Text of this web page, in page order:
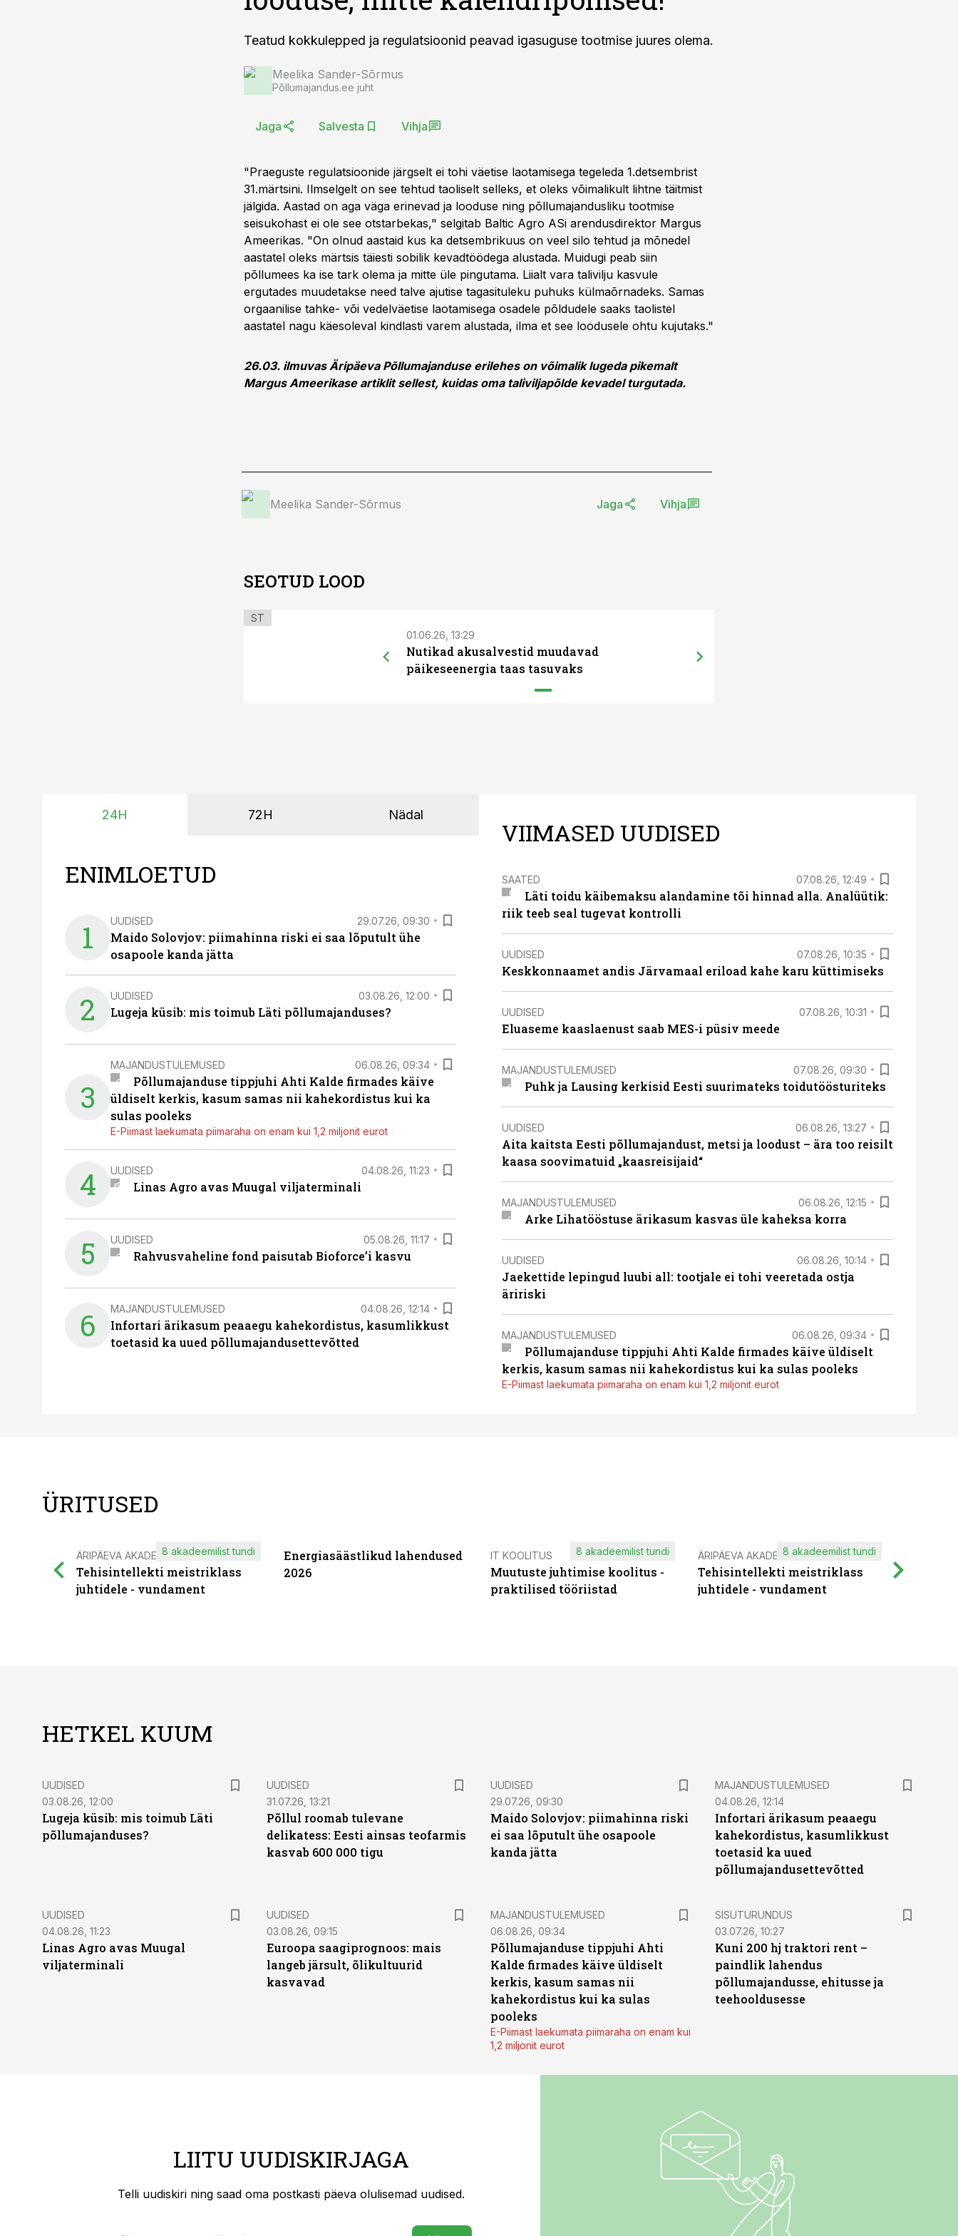
Teatud kokkulepped ja regulatsioonid peavad igasuguse tootmise juures olema.
Meelika Sander-Sõrmus
Põllumajandus.ee juht
Jaga Salvesta Vihja
"Praeguste regulatsioonide järgselt ei tohi väetise laotamisega tegeleda 1.detsembrist
31.märtsini. Ilmselgelt on see tehtud taoliselt selleks, et oleks võimalikult lihtne täitmist
jälgida. Aastad on aga väga erinevad ja looduse ning põllumajandusliku tootmise
seisukohast ei ole see otstarbekas," selgitab Baltic Agro ASi arendusdirektor Margus
Ameerikas. "On olnud aastaid kus ka detsembrikuus on veel silo tehtud ja mõnedel
aastatel oleks märtsis täiesti sobilik kevadtöödega alustada. Muidugi peab siin
põllumees ka ise tark olema ja mitte üle pingutama. Liialt vara talivilju kasvule
ergutades muudetakse need talve ajutise tagasituleku puhuks külmaõrnadeks. Samas
orgaanilise tahke- või vedelväetise laotamisega osadele põldudele saaks taolistel
aastatel nagu käesoleval kindlasti varem alustada, ilma et see loodusele ohtu kujutaks."
26.03. ilmuvas Äripäeva Põllumajanduse erilehes on võimalik lugeda pikemalt
Margus Ameerikase artiklit sellest, kuidas oma taliviljapõlde kevadel turgutada.
Meelika Sander-Sõrmus Jaga Vihja
SEOTUD LOOD
ST
01.06.26, 13:29
Nutikad akusalvestid muudavad
päikeseenergia taas tasuvaks
24H 72H Nädal
ENIMLOETUD
1 UUDISED 29.07.26, 09:30
Maido Solovjov: piimahinna riski ei saa lõputult ühe
osapoole kanda jätta
2 UUDISED 03.08.26, 12:00
Lugeja küsib: mis toimub Läti põllumajanduses?
3
MAJANDUSTULEMUSED 06.08.26, 09:34
Põllumajanduse tippjuhi Ahti Kalde firmades käive
üldiselt kerkis, kasum samas nii kahekordistus kui ka
sulas pooleks
E-Piimast laekumata piimaraha on enam kui 1,2 miljonit eurot
4 UUDISED 04.08.26, 11:23
Linas Agro avas Muugal viljaterminali
5 UUDISED 05.08.26, 11:17
Rahvusvaheline fond paisutab Bioforce’i kasvu
6 MAJANDUSTULEMUSED 04.08.26, 12:14
Infortari ärikasum peaaegu kahekordistus, kasumlikkust
toetasid ka uued põllumajandusettevõtted
VIIMASED UUDISED
SAATED 07.08.26, 12:49
Läti toidu käibemaksu alandamine tõi hinnad alla. Analüütik:
riik teeb seal tugevat kontrolli
UUDISED 07.08.26, 10:35
Keskkonnaamet andis Järvamaal eriload kahe karu küttimiseks
UUDISED 07.08.26, 10:31
Eluaseme kaaslaenust saab MES-i püsiv meede
MAJANDUSTULEMUSED 07.08.26, 09:30
Puhk ja Lausing kerkisid Eesti suurimateks toidutöösturiteks
UUDISED 06.08.26, 13:27
Aita kaitsta Eesti põllumajandust, metsi ja loodust – ära too reisilt
kaasa soovimatuid „kaasreisijaid“
MAJANDUSTULEMUSED 06.08.26, 12:15
Arke Lihatööstuse ärikasum kasvas üle kaheksa korra
UUDISED 06.08.26, 10:14
Jaekettide lepingud luubi all: tootjale ei tohi veeretada ostja
äririski
MAJANDUSTULEMUSED 06.08.26, 09:34
Põllumajanduse tippjuhi Ahti Kalde firmades käive üldiselt
kerkis, kasum samas nii kahekordistus kui ka sulas pooleks
E-Piimast laekumata piimaraha on enam kui 1,2 miljonit eurot
ÜRITUSED
ÄRIPÄEVA AKADEEMIA
Tehisintellekti meistriklass
juhtidele - vundament
8 akadeemilist tundi
Energiasäästlikud lahendused
2026
IT KOOLITUS
Muutuste juhtimise koolitus -
praktilised tööriistad
8 akadeemilist tundi ÄRIPÄEVA AKADEEMIA
Tehisintellekti meistriklass
juhtidele - vundament
8 akadeemilist tundi
HETKEL KUUM
UUDISED
03.08.26, 12:00
Lugeja küsib: mis toimub Läti
põllumajanduses?
UUDISED
31.07.26, 13:21
Põllul roomab tulevane
delikatess: Eesti ainsas teofarmis
kasvab 600 000 tigu
UUDISED
29.07.26, 09:30
Maido Solovjov: piimahinna riski
ei saa lõputult ühe osapoole
kanda jätta
MAJANDUSTULEMUSED
04.08.26, 12:14
Infortari ärikasum peaaegu
kahekordistus, kasumlikkust
toetasid ka uued
põllumajandusettevõtted
UUDISED
04.08.26, 11:23
Linas Agro avas Muugal
viljaterminali
UUDISED
03.08.26, 09:15
Euroopa saagiprognoos: mais
langeb järsult, õlikultuurid
kasvavad
MAJANDUSTULEMUSED
06.08.26, 09:34
Põllumajanduse tippjuhi Ahti
Kalde firmades käive üldiselt
kerkis, kasum samas nii
kahekordistus kui ka sulas
pooleks
E-Piimast laekumata piimaraha on enam kui
1,2 miljonit eurot
ST
SISUTURUNDUS
03.07.26, 10:27
Kuni 200 hj traktori rent –
paindlik lahendus
põllumajandusse, ehitusse ja
teehooldusesse
LIITU UUDISKIRJAGA
Telli uudiskiri ning saad oma postkasti päeva olulisemad uudised.